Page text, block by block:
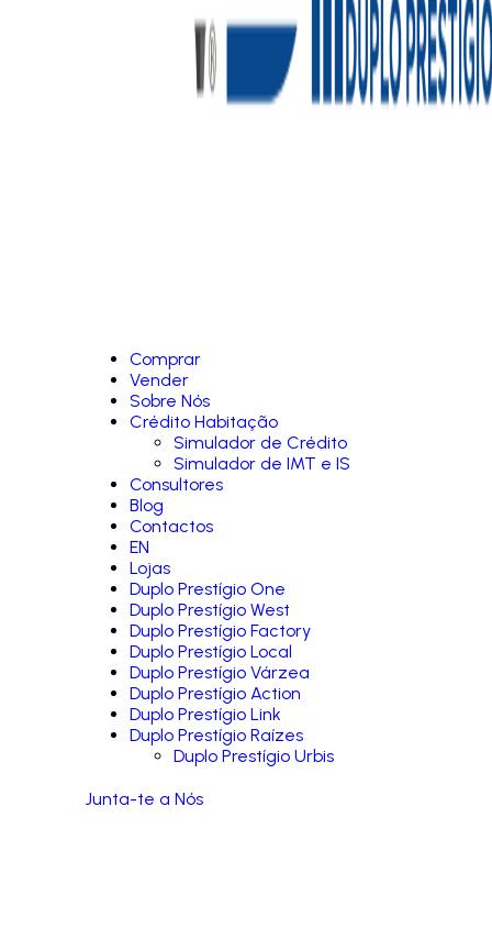
Comprar
Vender
Sobre Nós
Crédito Habitação
Simulador de Crédito
Simulador de IMT e IS
Consultores
Blog
Contactos
EN
Lojas
Duplo Prestígio One
Duplo Prestígio West
Duplo Prestígio Factory
Duplo Prestígio Local
Duplo Prestígio Várzea
Duplo Prestígio Action
Duplo Prestígio Link
Duplo Prestígio Raízes
Duplo Prestígio Urbis
Junta-te a Nós